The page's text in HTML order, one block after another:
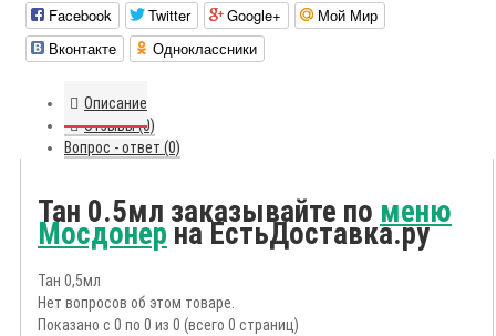
Facebook Twitter Google+
Мой Мир
Вконтакте
Одноклассники
Описание
Отзывы (0)
Вопрос - ответ (0)
Тан 0.5мл заказывайте по меню
Мосдонер на ЕстьДоставка.ру
Тан 0,5мл
Нет вопросов об этом товаре.
Показано с 0 по 0 из 0 (всего 0 страниц)